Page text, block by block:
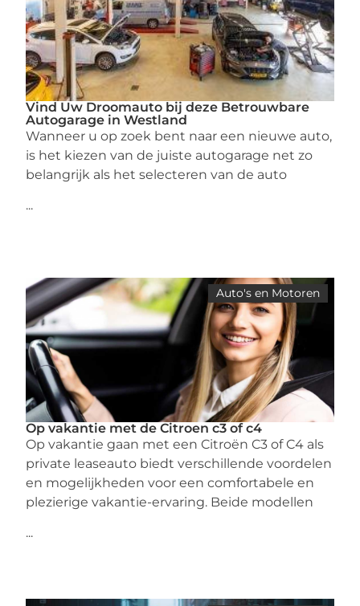
Vind Uw Droomauto bij deze Betrouwbare
Autogarage in Westland
Wanneer u op zoek bent naar een nieuwe auto,
is het kiezen van de juiste autogarage net zo
belangrijk als het selecteren van de auto
...
Auto's en Motoren
Op vakantie met de Citroen c3 of c4
Op vakantie gaan met een Citroën C3 of C4 als
private leaseauto biedt verschillende voordelen
en mogelijkheden voor een comfortabele en
plezierige vakantie-ervaring. Beide modellen
...